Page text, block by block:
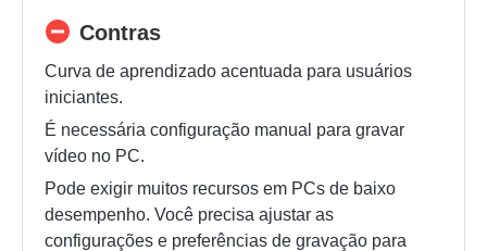
Contras
Curva de aprendizado acentuada para usuários
iniciantes.
É necessária configuração manual para gravar
vídeo no PC.
Pode exigir muitos recursos em PCs de baixo
desempenho. Você precisa ajustar as
configurações e preferências de gravação para